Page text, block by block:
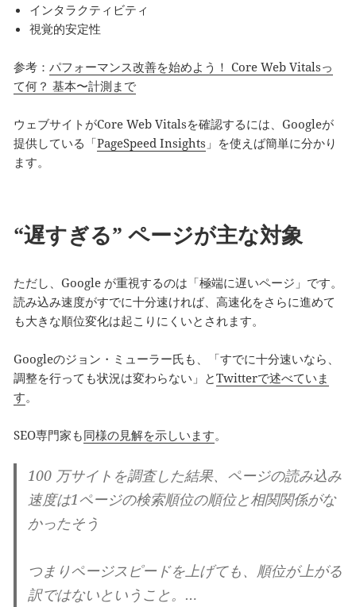
インタラクティビティ
視覚的安定性
参考： パフォーマンス改善を始めよう！ Core Web Vitalsっ
て何？ 基本〜計測まで
ウェブサイトがCore Web Vitalsを確認するには、Googleが
提供している「PageSpeed Insights 」を使えば簡単に分かり
ます。
“遅すぎる” ページが主な対象
ただし、Google が重視するのは「極端に遅いページ」です。
読み込み速度がすでに十分速ければ、高速化をさらに進めて
も大きな順位変化は起こりにくいとされます。
Googleのジョン・ミューラー氏も、「すでに十分速いなら、
調整を行っても状況は変わらない」とTwitterで述べていま
す。
SEO専門家も同様の見解を示しいます。
100 万サイトを調査した結果、ページの読み込み
速度は1ページの検索順位の順位と相関関係がな
かったそう
つまりページスピードを上げても、順位が上がる
訳ではないということ。…